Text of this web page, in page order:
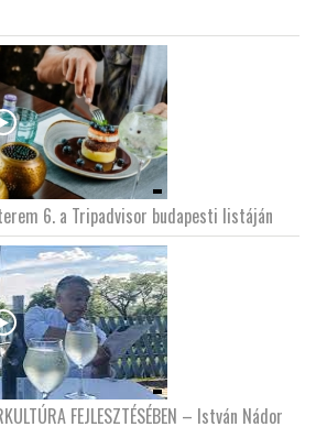
6. a Tripadvisor budapesti listáján
FEJLESZTÉSÉBEN – István Nádor